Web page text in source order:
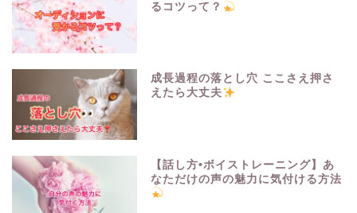
るコツって？
成長過程の落とし穴 ここさえ押さ
えたら大丈夫
【話し方•ボイストレーニング】あ
なただけの声の魅力に気付ける方法